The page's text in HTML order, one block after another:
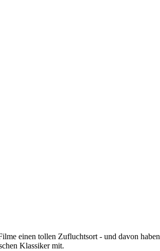
einen tollen Zufluchtsort - und davon haben
Klassiker mit.